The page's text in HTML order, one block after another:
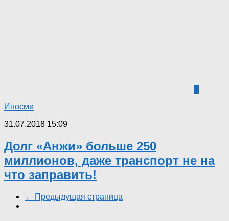
Иносми
31.07.2018 15:09
Долг «Анжи» больше 250
миллионов, даже транспорт не на
что заправить!
← Предыдущая страница